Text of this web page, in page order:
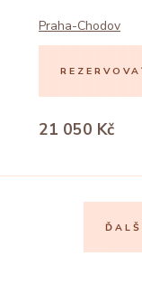
Praha-Chodov
21 050 Kč